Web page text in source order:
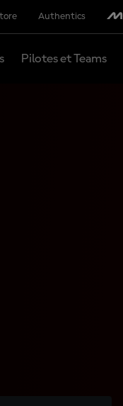
Authentics
Pilotes et Teams